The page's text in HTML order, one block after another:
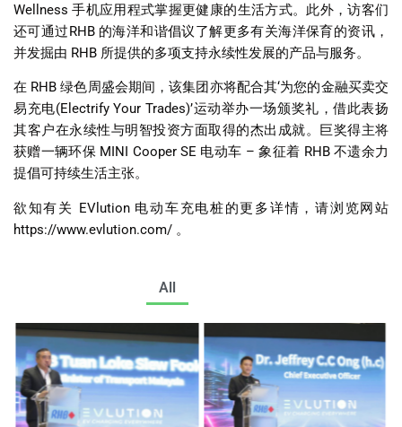
Wellness手机应用程式掌握更健康的生活方式。此外，访客们
还可通过RHB 的海洋和谐倡议了解更多有关海洋保育的资讯，
并发掘由 RHB 所提供的多项支持永续性发展的产品与服务。
在 RHB绿色周盛会期间，该集团亦将配合其‘为您的金融买卖交
易充电(Electrify Your Trades)’运动举办一场颁奖礼，借此表扬
其客户在永续性与明智投资方面取得的杰出成就。巨奖得主将
获赠一辆环保 MINI Cooper SE 电动车 –象征着 RHB 不遗余力
提倡可持续生活主张。
欲知有关 EVlution 电动车充电桩的更多详情，请浏览网站
https://www.evlution.com/ 。
All